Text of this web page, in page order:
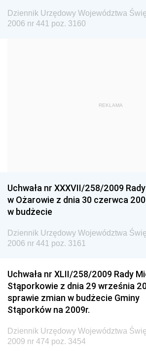
Dziennik Urzędowy Ministra
Dziennik Urzędowy Ministra
Dziennik Urzędowy Ministra Kultury
Dziennik Urzędowy Ministra Pracy
Społecznej
Dziennik Urzędowy Urzędu
Dziennik Urzędowy Ministerstwa
Przemysłu Maszynowego
Dziennik Urzędowy Ministerstwa
Społecznej
Dziennik Urzędowy Ministerstwa
i Gospodarki Żywnościowej
Dziennik Urzędowy Województwa
2006 nr 441 poz. 3160
REKLAMA
Uchwała nr XXXVII/258/2009
w Ożarowie z dnia 30 czerwca
w budżecie
Dziennik Urzędowy Województwa
2006 nr 441 poz. 3161
Uchwała nr XLII/258/2009 Rady
Stąporkowie z dnia 29 września
sprawie zmian w budżecie Gminy
Stąporków na 2009r.
Dziennik Urzędowy Województwa
2009 nr 474 poz. 3454